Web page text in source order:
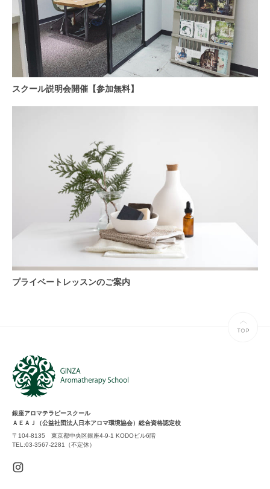
スクール説明会開催【参加無料】
プライベートレッスンのご案内
銀座アロマテラピースクール
ＡＥＡＪ（公益社団法人日本アロマ環境協会）総合資格認定校
〒104-8135 東京都中央区銀座4-9-1 KODOビル6階
TEL:03-3567-2281（不定休）